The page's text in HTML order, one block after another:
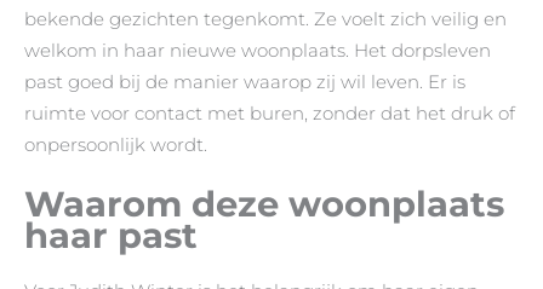
bekende gezichten tegenkomt. Ze voelt zich veilig en
welkom in haar nieuwe woonplaats. Het dorpsleven
past goed bij de manier waarop zij wil leven. Er is
ruimte voor contact met buren, zonder dat het druk of
onpersoonlijk wordt.
Waarom deze woonplaats
haar past